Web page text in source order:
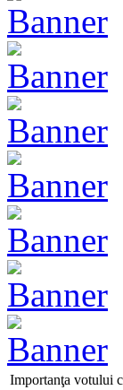
Importanţa votului